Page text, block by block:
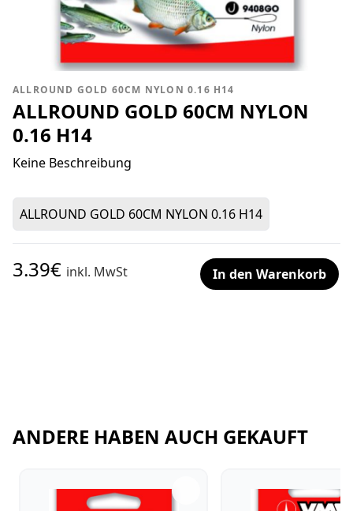
ALLROUND GOLD 60CM NYLON 0.16 H14
ALLROUND GOLD 60CM NYLON
0.16 H14
Keine Beschreibung
ALLROUND GOLD 60CM NYLON 0.16 H14
3.39€ inkl. MwSt In den Warenkorb
ANDERE HABEN AUCH GEKAUFT